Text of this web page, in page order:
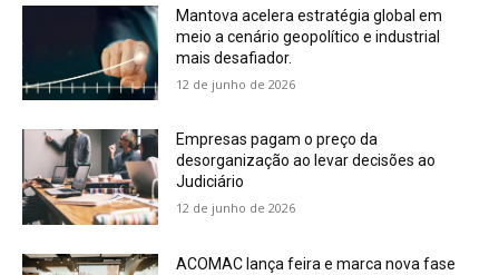
Mantova acelera estratégia global em
meio a cenário geopolítico e industrial
mais desafiador.
12 de junho de 2026
Empresas pagam o preço da
desorganização ao levar decisões ao
Judiciário
12 de junho de 2026
ACOMAC lança feira e marca nova fase